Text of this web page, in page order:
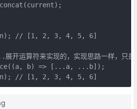
// [1, 2, 3, 4, 5, 6]
开运算符来实现的，实现思路一样，只是
b) => [...a, ...b]);
// [1, 2, 3, 4, 5, 6]